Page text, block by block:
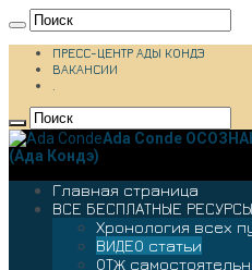
ПРЕСС-ЦЕНТР АДЫ КОНДЭ
ВАКАНСИИ
.
Ada Conde
(Ада Кондэ)
Главная страница
ВСЕ БЕСПЛАТНЫЕ РЕСУРСЫ
Хронология всех
ВИДЕО статьи
ОТЖ